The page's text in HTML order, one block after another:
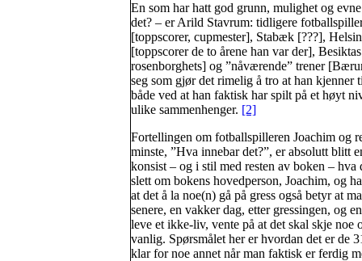
En som har hatt god grunn, mulighet og
det? – er Arild Stavrum: tidligere
[toppscorer, cupmester], Stabæk [???],
[toppscorer de to årene han var der],
rosenborghets] og ”nåværende” trener
seg som gjør det rimelig å tro at han
både ved at han faktisk har spilt på et høyt
ulike sammenhenger. [2]
Fortellingen om fotballspilleren Joachim og
minste, ”Hva innebar det?”, er absolutt blitt
konsist – og i stil med resten av boken – hva
slett om bokens hovedperson, Joachim, og
at det å la noe(n) gå på gress også betyr at
senere, en vakker dag, etter gressingen, og
leve et ikke-liv, vente på at det skal skje noe
vanlig. Spørsmålet her er hvordan det er de
klar for noe annet når man faktisk er ferdig